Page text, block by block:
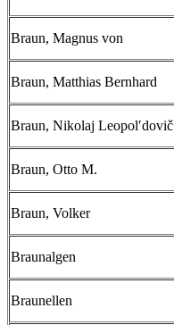
Braun, Magnus von
Braun, Matthias Bernhard
Braun, Nikolaj Leopolʹdovič
Braun, Otto M.
Braun, Volker
Braunalgen
Braunellen